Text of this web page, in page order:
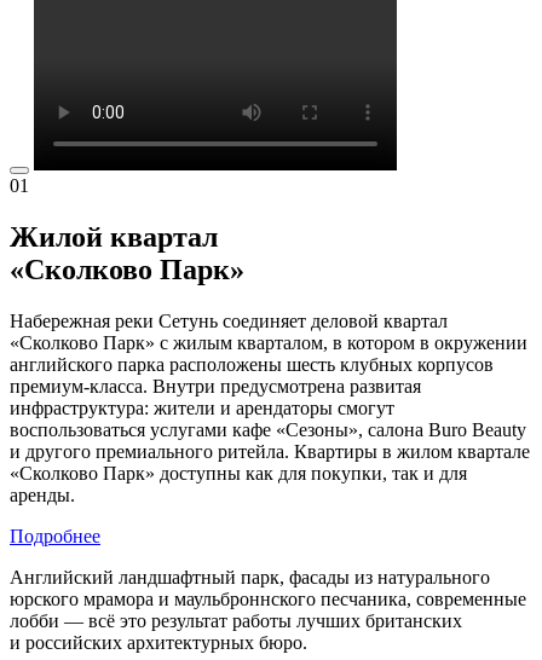
01
Жилой квартал
«Сколково Парк»
Набережная реки Сетунь соединяет деловой квартал
«Сколково Парк» с жилым кварталом, в котором в окружении
английского парка расположены шесть клубных корпусов
премиум-класса. Внутри предусмотрена развитая
инфраструктура: жители и арендаторы смогут
воспользоваться услугами кафе «Сезоны», салона Buro Beauty
и другого премиального ритейла. Квартиры в жилом квартале
«Сколково Парк» доступны как для покупки, так и для
аренды.
Подробнее
Английский ландшафтный парк, фасады из натурального
юрского мрамора и маульброннского песчаника, современные
лобби — всё это результат работы лучших британских
и российских архитектурных бюро.